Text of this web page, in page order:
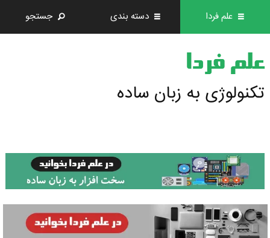
علم فردا دسته بندی جستجو
علم فردا
تکنولوژی به زبان ساده